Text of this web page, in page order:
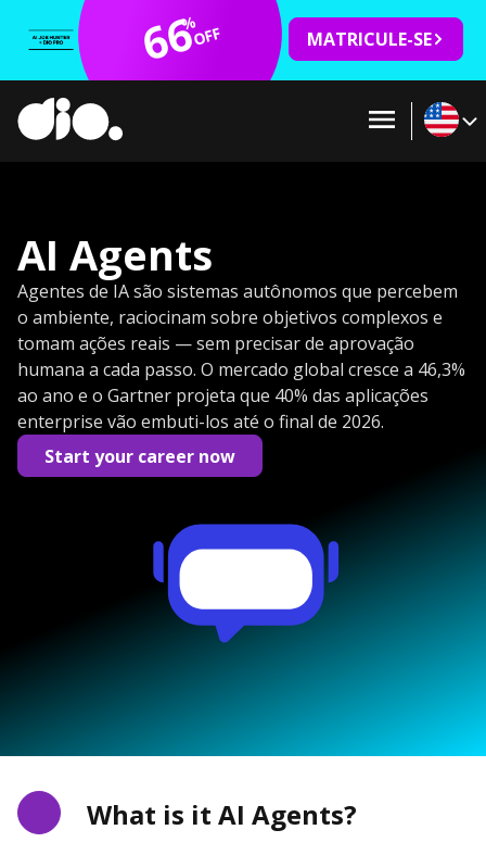
66
%OFF MATRICULE-SE
AI Agents
Agentes de IA são sistemas autônomos que percebem
o ambiente, raciocinam sobre objetivos complexos e
tomam ações reais — sem precisar de aprovação
humana a cada passo. O mercado global cresce a 46,3%
ao ano e o Gartner projeta que 40% das aplicações
enterprise vão embuti-los até o final de 2026.
Start your career now
What is it AI Agents?